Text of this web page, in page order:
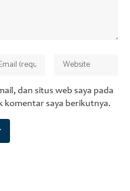
dan situs web saya pada
komentar saya berikutnya.